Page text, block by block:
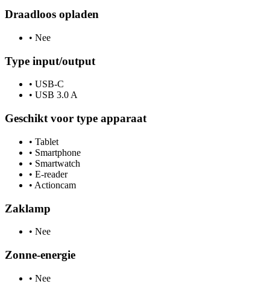
Draadloos opladen
• Nee
Type input/output
• USB-C
• USB 3.0 A
Geschikt voor type apparaat
• Tablet
• Smartphone
• Smartwatch
• E-reader
• Actioncam
Zaklamp
• Nee
Zonne-energie
• Nee